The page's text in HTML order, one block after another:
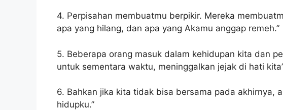
4. Perpisahan membuatmu berpikir. Mereka
apa yang hilang, dan apa yang Akamu anggap remeh.”
5. Beberapa orang masuk dalam kehidupan kita dan
untuk sementara waktu, meninggalkan jejak di hati
6. Bahkan jika kita tidak bisa bersama pada akhirnya,
hidupku.”